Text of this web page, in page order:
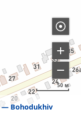
Bohodukhiv
50 м